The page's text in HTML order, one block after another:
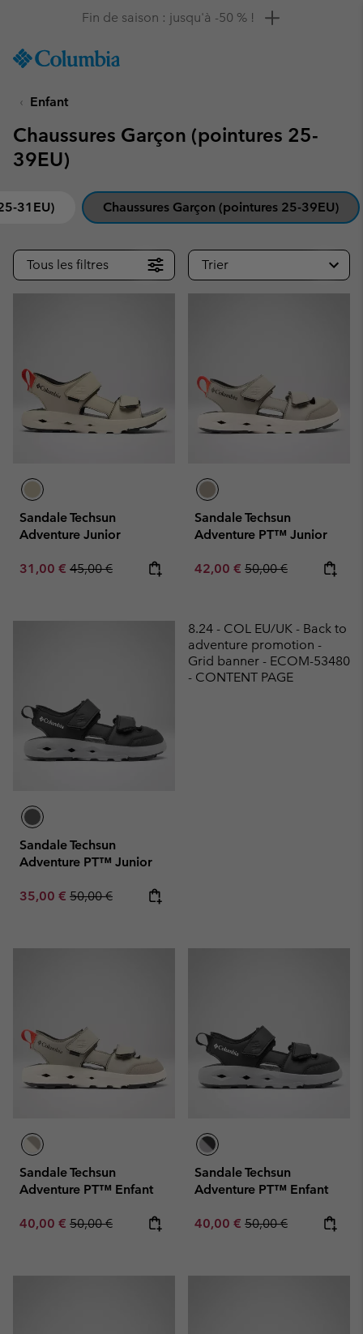
TO
SKIP
MAIN
NAV
SEARCH
Remise de 10 % à saisir
Enfant
Chaussures Garçon (pointures 25-
39EU)
31EU) Chaussures Garçon (pointures 25-39EU)
Tous les filtres Trier
Sandale Techsun
Adventure Junior
Sale price:
31,00 € Regular price:
45,00 €
Sandale Techsun
Adventure PT™ Junior
Sale price:
42,00 € Regular price:
50,00 €
Sandale Techsun
Adventure PT™ Junior
Sale price:
35,00 € Regular price:
50,00 €
8.24 - COL EU/UK - Back to
adventure promotion -
Grid banner - ECOM-53480
- CONTENT PAGE
Sandale Techsun
Adventure PT™ Enfant
Sale price:
40,00 € Regular price:
50,00 €
Sandale Techsun
Adventure PT™ Enfant
Sale price:
40,00 € Regular price:
50,00 €